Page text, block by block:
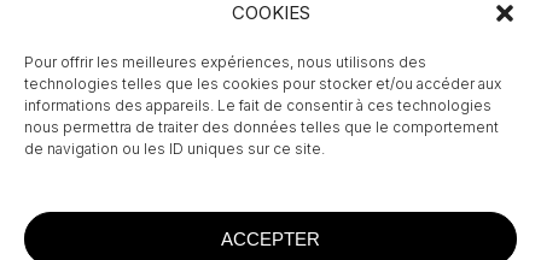
COOKIES
Pour offrir les meilleures expériences, nous utilisons des
technologies telles que les cookies pour stocker et/ou accéder aux
informations des appareils. Le fait de consentir à ces technologies
nous permettra de traiter des données telles que le comportement
de navigation ou les ID uniques sur ce site.
ACCEPTER